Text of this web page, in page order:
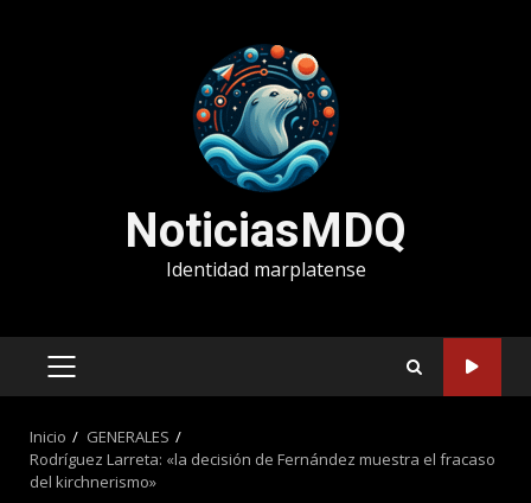
NoticiasMDQ
Identidad marplatense
MENÚ
Inicio
GENERALES
Rodríguez Larreta: «la decisión de Fernández muestra el fracaso
del kirchnerismo»